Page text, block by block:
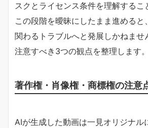
スクとライセンス条件を理解するこ
この段階を曖昧にしたまま進めると
関わるトラブルへと発展しかねませ
注意すべき3つの観点を整理します。
著作権・肖像権・商標権の注意
AIが生成した動画は一見オリジナル